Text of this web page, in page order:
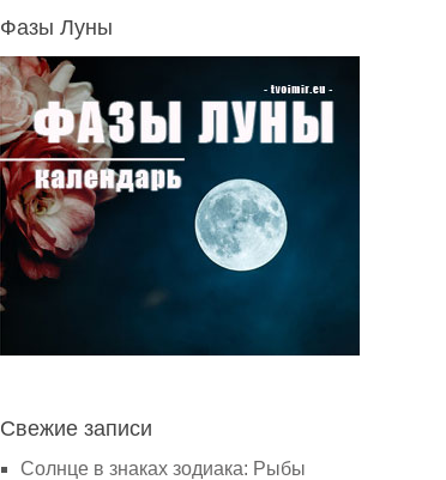
Фазы Луны
Свежие записи
Солнце в знаках зодиака: Рыбы